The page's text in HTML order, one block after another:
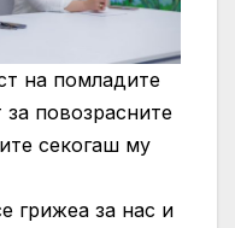
на помладите
повозрасните
секогаш му
грижеа за нас и